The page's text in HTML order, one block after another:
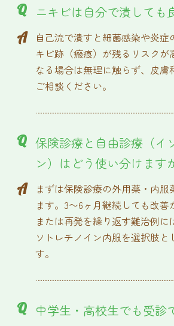
Q ニキビは自分で潰しても
A
自己流で潰すと細菌感染や炎症
キビ跡（瘢痕）が残るリスクが
なる場合は無理に触らず、皮膚
ご相談ください。
Q 保険診療と自由診療（イ
ン）はどう使い分けます
A
まずは保険診療の外用薬・内服
ます。3〜6ヶ月継続しても改善
または再発を繰り返す難治例に
ソトレチノイン内服を選択肢と
す。
Q 中学生・高校生でも受診